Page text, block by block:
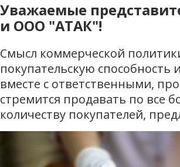
Уважаемые
и ООО "АТАК"!
Смысл коммерческой
покупательскую
вместе с ответственными,
стремится продавать по все
количеству покупателей,